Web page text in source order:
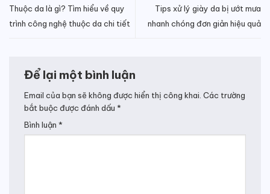
Thuộc da là gì? Tìm hiểu về quy
trình công nghệ thuộc da chi tiết
Tips xử lý giày da bị ướt mưa
nhanh chóng đơn giản hiệu quả
Để lại một bình luận
Email của bạn sẽ không được hiển thị công khai. Các trường
bắt buộc được đánh dấu *
Bình luận *